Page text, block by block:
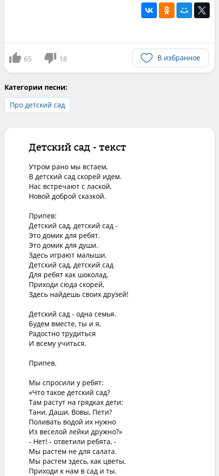
65 18 В избранное
Категории песни:
Про детский сад
Детский сад - текст
Утром рано мы встаем,
В детский сад скорей идем.
Нас встречают с лаской,
Новой доброй сказкой.
Припев:
Детский сад, детский сад -
Это домик для ребят.
Это домик для души.
Здесь играют малыши.
Детский сад, детский сад
Для ребят как шоколад.
Приходи сюда скорей,
Здесь найдешь своих друзей!
Детский сад - одна семья.
Будем вместе, ты и я,
Радостно трудиться
И всему учиться.
Припев.
Мы спросили у ребят:
«Что такое детский сад?
Там растут на грядках дети:
Тани, Даши, Вовы, Пети?
Поливать водой их нужно
Из веселой лейки дружно?»
- Нет! - ответили ребята, -
Мы растем не для салата.
Мы растем здесь, как цветы,
Приходи к нам в сад и ты.